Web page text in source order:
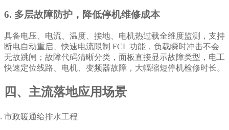
6. 多层故障防护，降低停机维修成本
具备电压、电流、温度、接地、电机热过载全维度监测，支持
断电自动重启、快速电流限制 FCL 功能，负载瞬时冲击不会
无故跳闸；故障代码清晰分类，面板直接显示故障类型，电工
快速定位线路、电机、变频器故障，大幅缩短停机检修时长。
四、主流落地应用场景
市政暖通给排水工程